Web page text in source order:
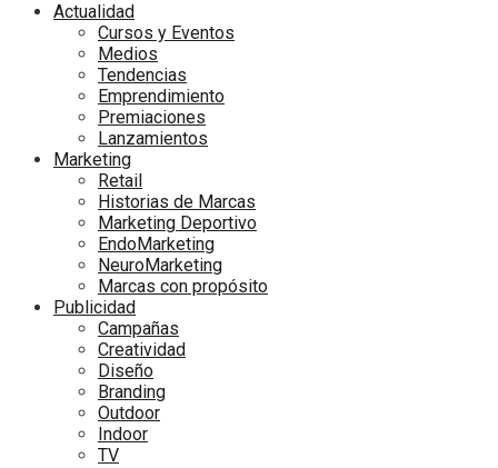
Actualidad
Cursos y Eventos
Medios
Tendencias
Emprendimiento
Premiaciones
Lanzamientos
Marketing
Retail
Historias de Marcas
Marketing Deportivo
EndoMarketing
NeuroMarketing
Marcas con propósito
Publicidad
Campañas
Creatividad
Diseño
Branding
Outdoor
Indoor
TV